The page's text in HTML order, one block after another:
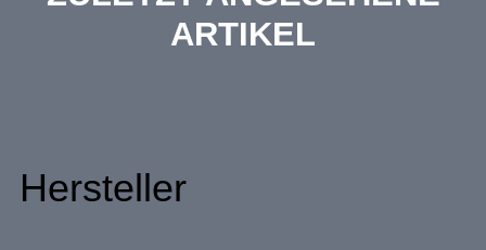
ARTIKEL
Hersteller